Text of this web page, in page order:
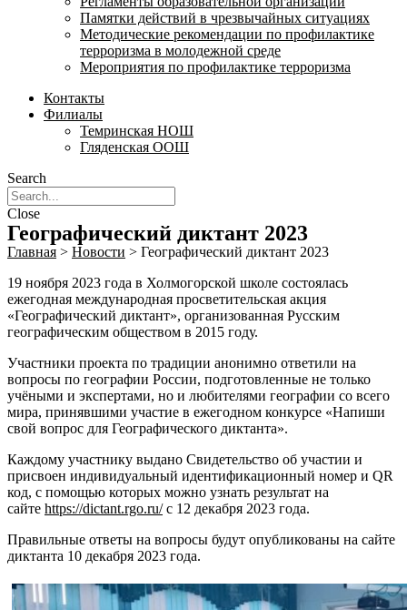
Памятки действий в чрезвычайных ситуациях
Методические рекомендации по профилактике
терроризма в молодежной среде
Мероприятия по профилактике терроризма
Контакты
Филиалы
Темринская НОШ
Гляденская ООШ
Search
Close
Географический диктант 2023
Главная > Новости > Географический диктант 2023
19 ноября 2023 года в Холмогорской школе состоялась
ежегодная международная просветительская акция
«Географический диктант», организованная Русским
географическим обществом в 2015 году.
Участники проекта по традиции анонимно ответили на
вопросы по географии России, подготовленные не только
учёными и экспертами, но и любителями географии со всего
мира, принявшими участие в ежегодном конкурсе «Напиши
свой вопрос для Географического диктанта».
Каждому участнику выдано Свидетельство об участии и
присвоен индивидуальный идентификационный номер и QR
код, с помощью которых можно узнать результат на
сайте https://dictant.rgo.ru/с 12 декабря 2023 года.
Правильные ответы на вопросы будут опубликованы на сайте
диктанта 10 декабря 2023 года.